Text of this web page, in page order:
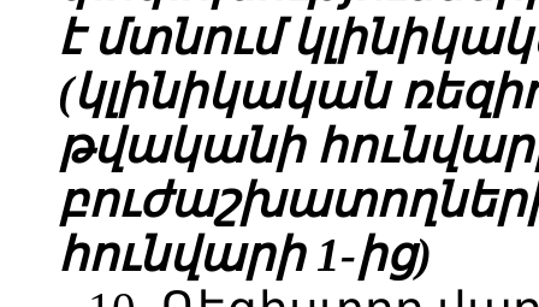
է մտնում
(կլինիկական
թվականի
հունվարի 1-ից)